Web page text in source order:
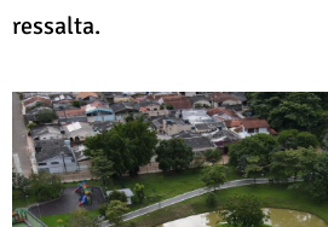
ressalta.